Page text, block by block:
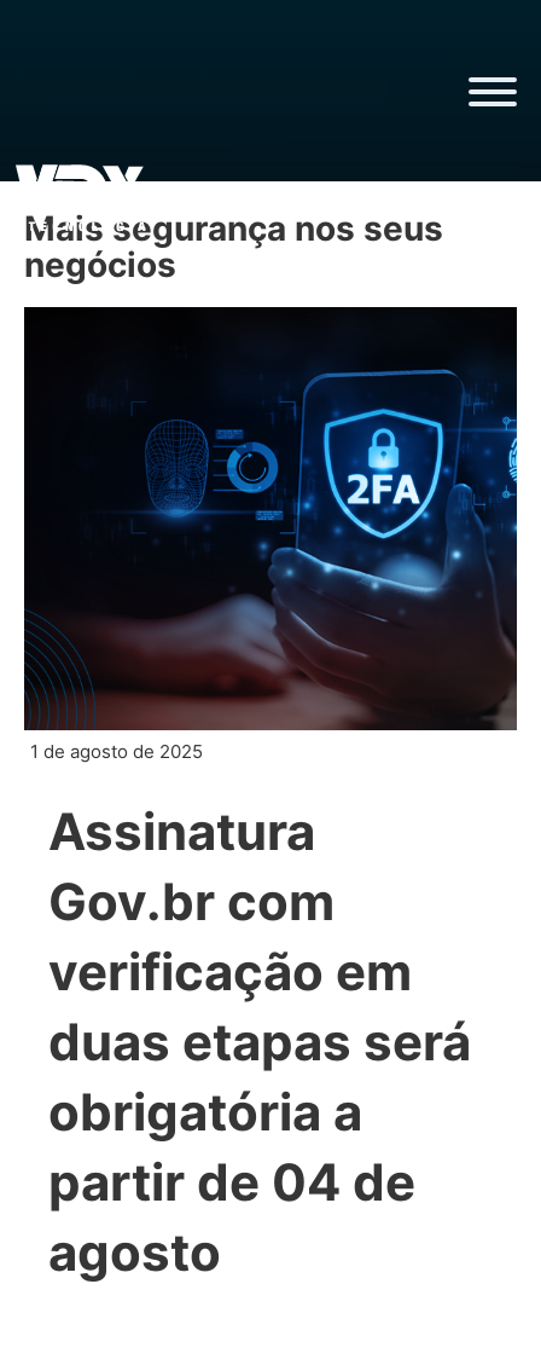
Mais segurança nos seus
negócios
1 de agosto de 2025
Assinatura
Gov.br com
verificação em
duas etapas será
obrigatória a
partir de 04 de
agosto